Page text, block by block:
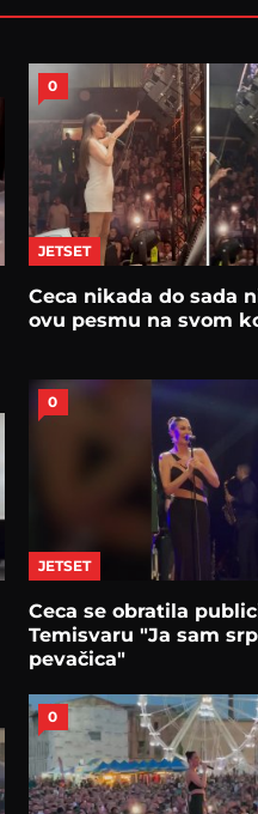
0
JETSET
Ceca nikada do sada
ovu pesmu na svom
0
JETSET
Ceca se obratila
Temisvaru "Ja sam
pevačica"
0